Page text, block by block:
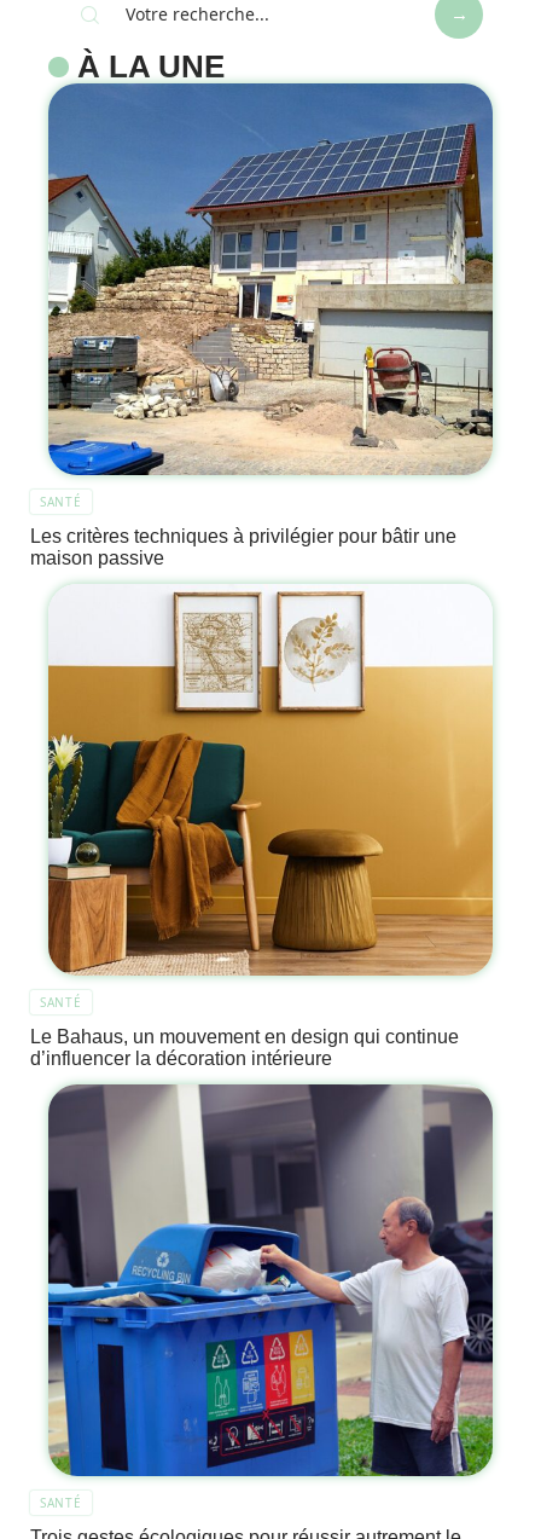
À LA UNE
SANTÉ
Les critères techniques à privilégier pour bâtir une
maison passive
SANTÉ
Le Bahaus, un mouvement en design qui continue
d’influencer la décoration intérieure
SANTÉ